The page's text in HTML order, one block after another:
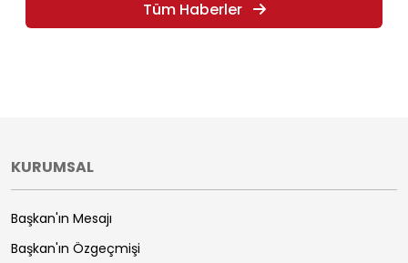
Tüm Haberler
KURUMSAL
Başkan'ın Mesajı
Başkan'ın Özgeçmişi